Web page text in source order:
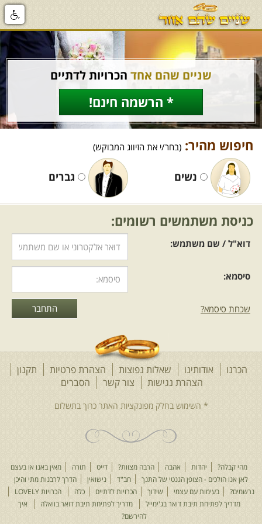
שניים שהם אחד הכרויות לדתיים
* הרשמה חינם!
חיפוש מהיר: (בחר/י את הזיווג המבוקש)
נשים גברים
כניסת משתמשים רשומים:
דוא"ל / שם משתמש:
סיסמא:
שכחת סיסמא?
הכרנו אודותינו שאלות נפוצות הצהרת פרטיות
תקנון
הצהרת נגישות
צור קשר הסברים
מהי קבלה? יהדות אהבה הרבה מצוות? דייט תורה
מאין באנו או בעצם
לאן אנו הולכים - הצופן הגנטי של התנך
חב"ד נישואין
הדרך לרבנות מתי והיכן
נרשמים?
בעימות עם עצמי שידוך הכרויות לדתיים כלה
הכרויות LOVELY
מדריך לפתיחת תיבת דואר בג'ימייל
מדריך לפתיחת תיבת דואר בוואלה
איך
להירשם?